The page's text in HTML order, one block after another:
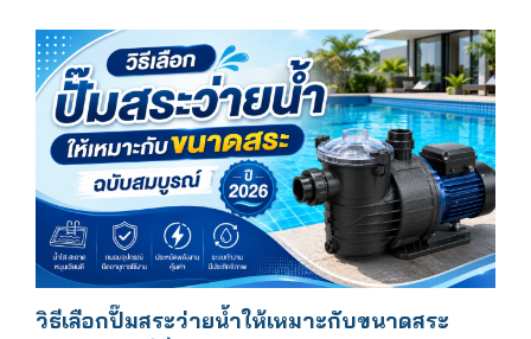
วิธีเลือกปั๊มสระว่ายน้ำให้เหมาะกับขนาดสระ